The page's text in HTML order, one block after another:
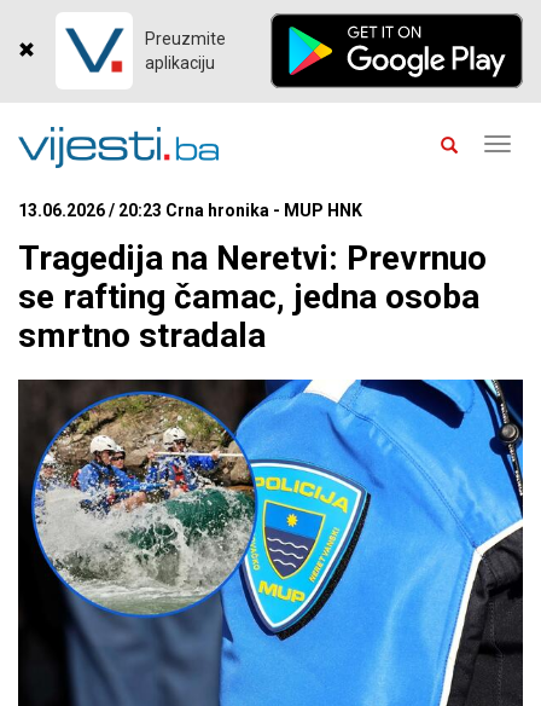
Preuzmite
aplikaciju
13.06.2026 / 20:23 Crna hronika - MUP HNK
Tragedija na Neretvi: Prevrnuo
se rafting čamac, jedna osoba
smrtno stradala